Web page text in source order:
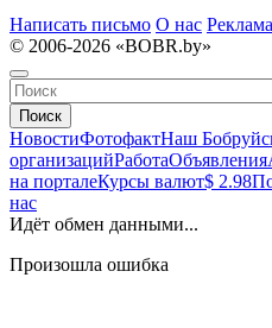
Написать письмо О нас Реклама
© 2006-2026 «BOBR.by»
Поиск
НовостиФотофактНаш
организацийРаботаОбъявления
на порталеКурсы валют$ 2.98
нас
Идёт обмен данными...
Произошла ошибка